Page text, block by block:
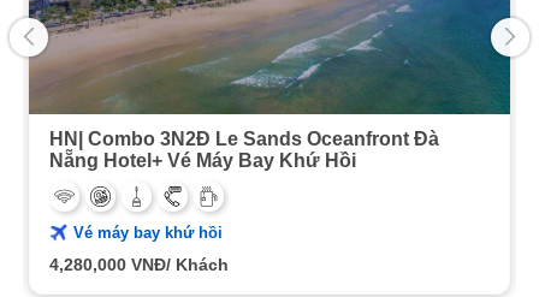
HN| Combo 3N2Đ Le Sands Oceanfront Đà
Nẵng Hotel+ Vé Máy Bay Khứ Hồi
Vé máy bay khứ hồi
4,280,000 VNĐ/ Khách